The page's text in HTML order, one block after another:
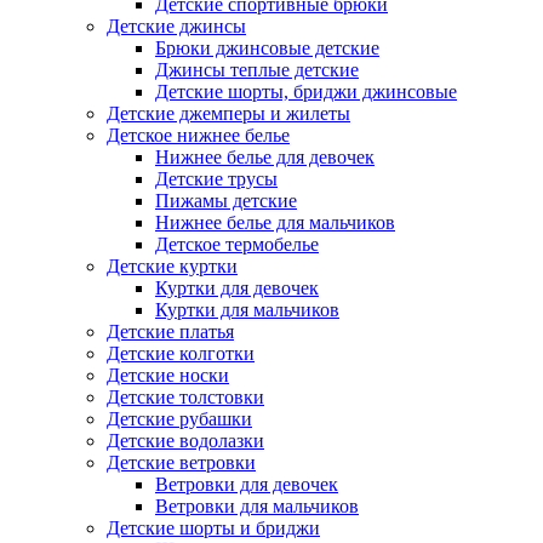
Детские спортивные брюки
Детские джинсы
Брюки джинсовые детские
Джинсы теплые детские
Детские шорты, бриджи джинсовые
Детские джемперы и жилеты
Детское нижнее белье
Нижнее белье для девочек
Детские трусы
Пижамы детские
Нижнее белье для мальчиков
Детское термобелье
Детские куртки
Куртки для девочек
Куртки для мальчиков
Детские платья
Детские колготки
Детские носки
Детские толстовки
Детские рубашки
Детские водолазки
Детские ветровки
Ветровки для девочек
Ветровки для мальчиков
Детские шорты и бриджи